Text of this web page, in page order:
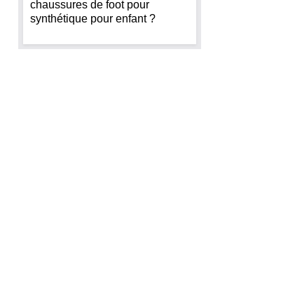
chaussures de foot pour
synthétique pour enfant ?